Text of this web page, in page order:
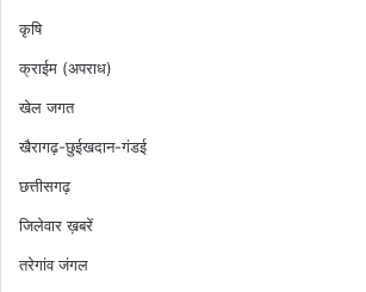
कृषि
क्राईम (अपराध)
खेल जगत
खैरागढ़-छुईखदान-गंडई
छत्तीसगढ़
जिलेवार ख़बरें
तरेगांव जंगल